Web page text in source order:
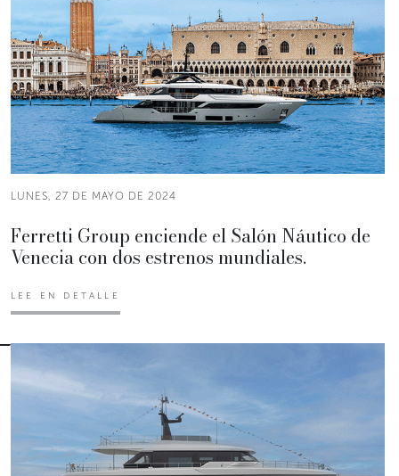
LUNES, 27 DE MAYO DE 2024
Ferretti Group enciende el Salón Náutico de
Venecia con dos estrenos mundiales.
LEE EN DETALLE